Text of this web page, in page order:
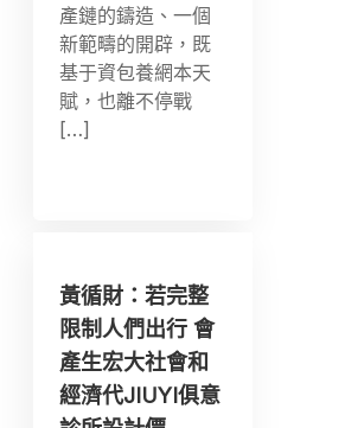
產鏈的鑄造、一個
新範疇的開辟，既
基于資包養網本天
賦，也離不停戰
[…]
黃循財：若完整
限制人們出行 會
產生宏大社會和
經濟代JIUYI俱意